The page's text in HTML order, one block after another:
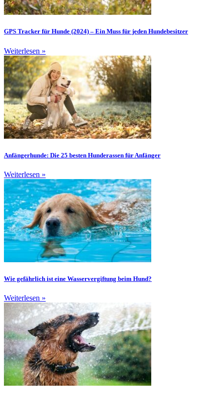
GPS Tracker für Hunde (2024) – Ein Muss für jeden Hundebesitzer
Weiterlesen »
Anfängerhunde: Die 25 besten Hunderassen für Anfänger
Weiterlesen »
Wie gefährlich ist eine Wasservergiftung beim Hund?
Weiterlesen »